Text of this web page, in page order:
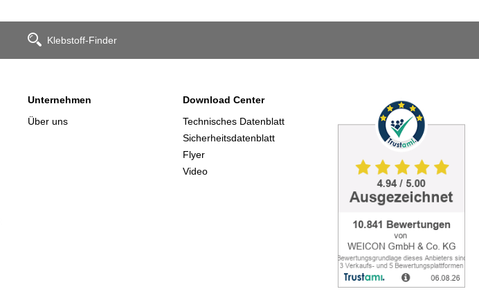
Klebstoff-Finder
Unternehmen
Über uns
Download Center
Technisches Datenblatt
Sicherheitsdatenblatt
Flyer
Video